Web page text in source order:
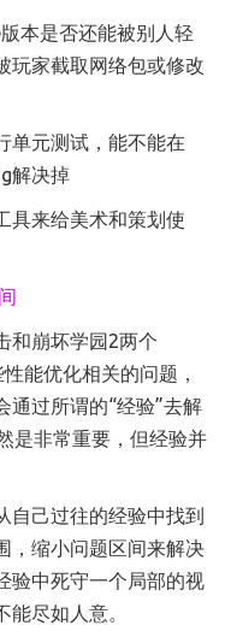
本是否还能被别人轻
玩家截取网络包或修改
单元测试，能不能在
解决掉
具来给美术和策划使
和崩坏学园2两个
能优化相关的问题，
通过所谓的“经验”去解
是非常重要，但经验并
自己过往的经验中找到
，缩小问题区间来解决
验中死守一个局部的视
尽如人意。